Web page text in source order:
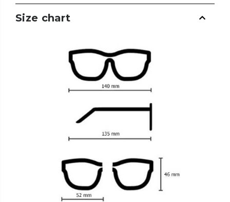
Size chart